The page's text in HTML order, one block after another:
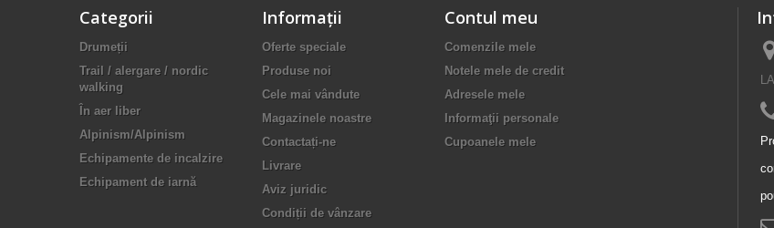
Categorii
Drumeții
Trail / alergare / nordic
walking
În aer liber
Alpinism/Alpinism
Echipamente de incalzire
Echipament de iarnă
Informaţii
Oferte speciale
Produse noi
Cele mai vândute
Magazinele noastre
Contactați-ne
Livrare
Aviz juridic
Condiții de vânzare
Contul meu
Comenzile mele
Notele mele de credit
Adresele mele
Informaţii personale
Cupoanele mele